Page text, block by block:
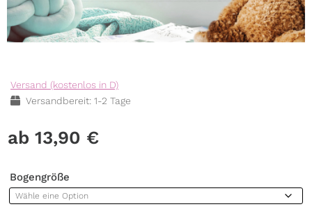
Versand (kostenlos in D)
Versandbereit: 1-2 Tage
13,90 €
Bogengröße